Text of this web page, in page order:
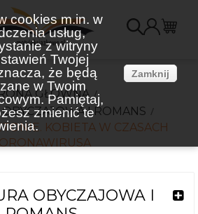
cookies m.in. w
usług,
z witryny
Twojej
że będą
w Twoim
Pamiętaj,
zmienić te
Zamknij
GŁÓWNA
I ROMANS
KOBIETA W CZASACH
OBYCZAJOWA I